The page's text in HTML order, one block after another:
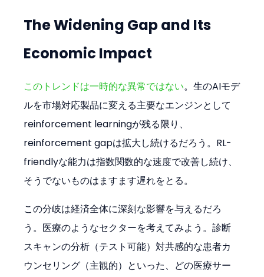
The Widening Gap and Its
Economic Impact
このトレンドは一時的な異常ではない。生のAIモデ
ルを市場対応製品に変える主要なエンジンとして
reinforcement learningが残る限り、
reinforcement gapは拡大し続けるだろう。RL-
friendlyな能力は指数関数的な速度で改善し続け、
そうでないものはますます遅れをとる。
この分岐は経済全体に深刻な影響を与えるだろ
う。医療のようなセクターを考えてみよう。診断
スキャンの分析（テスト可能）対共感的な患者カ
ウンセリング（主観的）といった、どの医療サー